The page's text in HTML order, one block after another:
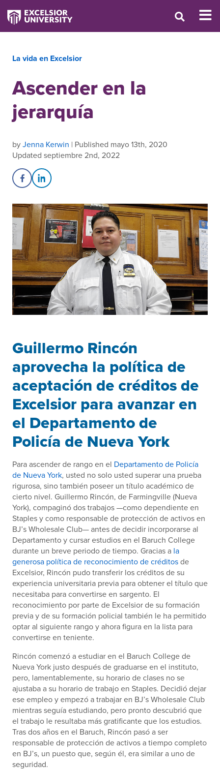
La vida en Excelsior
Ascender en la
jerarquía
byJenna Kerwin | Published mayo 13th, 2020
Updated septiembre 2nd, 2022
Share on Facebook
Share on LinkedIn
Guillermo Rincón
aprovecha la política de
aceptación de créditos de
Excelsior para avanzar en
el Departamento de
Policía de Nueva York
Para ascender de rango en el Departamento de Policía
de Nueva York, usted no solo usted superar una prueba
rigurosa, sino también poseer un título académico de
cierto nivel. Guillermo Rincón, de Farmingville (Nueva
York), compaginó dos trabajos —como dependiente en
Staples y como responsable de protección de activos en
BJ’s Wholesale Club— antes de decidir incorporarse al
Departamento y cursar estudios en el Baruch College
durante un breve periodo de tiempo. Gracias a la
generosa política de reconocimiento de créditosde
Excelsior, Rincón pudo transferir los créditos de su
experiencia universitaria previa para obtener el título que
necesitaba para convertirse en sargento. El
reconocimiento por parte de Excelsior de su formación
previa y de su formación policial también le ha permitido
optar al siguiente rango y ahora figura en la lista para
convertirse en teniente.
Rincón comenzó a estudiar en el Baruch College de
Nueva York justo después de graduarse en el instituto,
pero, lamentablemente, su horario de clases no se
ajustaba a su horario de trabajo en Staples. Decidió dejar
ese empleo y empezó a trabajar en BJ’s Wholesale Club
mientras seguía estudiando, pero pronto descubrió que
el trabajo le resultaba más gratificante que los estudios.
Tras dos años en el Baruch, Rincón pasó a ser
responsable de protección de activos a tiempo completo
en BJ’s, un puesto que, según él, era similar a uno de
seguridad.